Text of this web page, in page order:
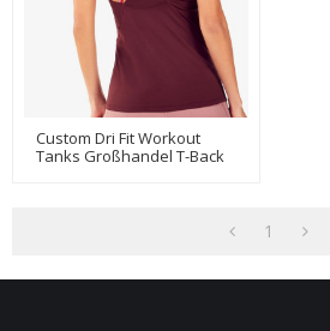
Custom Dri Fit Workout
Tanks Großhandel T-Back
1